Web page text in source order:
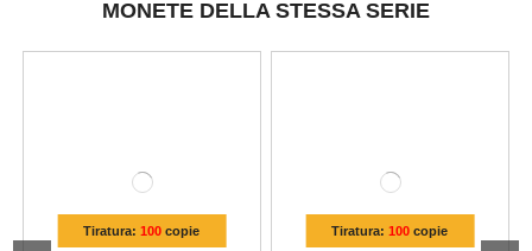
MONETE DELLA STESSA SERIE
Tiratura:100 copie Tiratura:100 copie